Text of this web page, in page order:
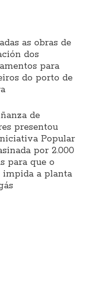
as obras de
dos
para
do porto de
de
presentou
Popular
por 2.000
para que o
impida a planta